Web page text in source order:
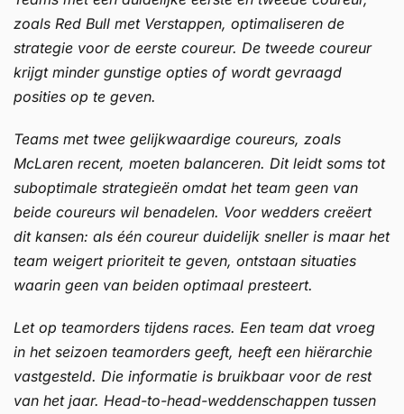
zoals Red Bull met Verstappen, optimaliseren de
strategie voor de eerste coureur. De tweede coureur
krijgt minder gunstige opties of wordt gevraagd
posities op te geven.
Teams met twee gelijkwaardige coureurs, zoals
McLaren recent, moeten balanceren. Dit leidt soms tot
suboptimale strategieën omdat het team geen van
beide coureurs wil benadelen. Voor wedders creëert
dit kansen: als één coureur duidelijk sneller is maar het
team weigert prioriteit te geven, ontstaan situaties
waarin geen van beiden optimaal presteert.
Let op teamorders tijdens races. Een team dat vroeg
in het seizoen teamorders geeft, heeft een hiërarchie
vastgesteld. Die informatie is bruikbaar voor de rest
van het jaar. Head-to-head-weddenschappen tussen